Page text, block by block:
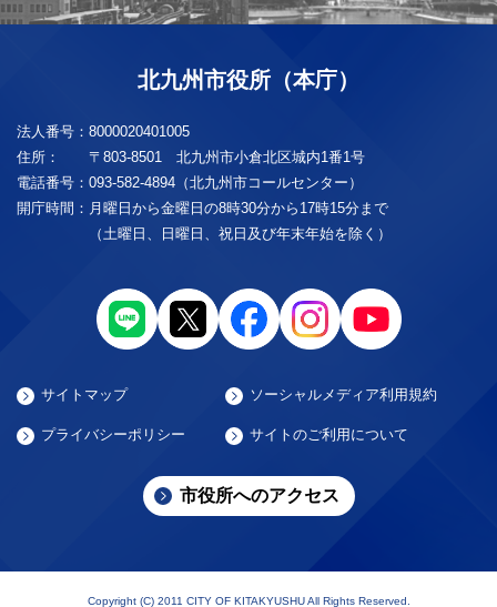
北九州市役所（本庁）
法人番号： 8000020401005
住所：
〒803-8501 北九州市小倉北区城内1番1号
電話番号： 093-582-4894（北九州市コールセンター）
開庁時間： 月曜日から金曜日の8時30分から17時15分まで
（土曜日、日曜日、祝日及び年末年始を除く）
サイトマップ ソーシャルメディア利用規約
プライバシーポリシー サイトのご利用について
市役所へのアクセス
Copyright (C) 2011 CITY OF KITAKYUSHU All Rights Reserved.